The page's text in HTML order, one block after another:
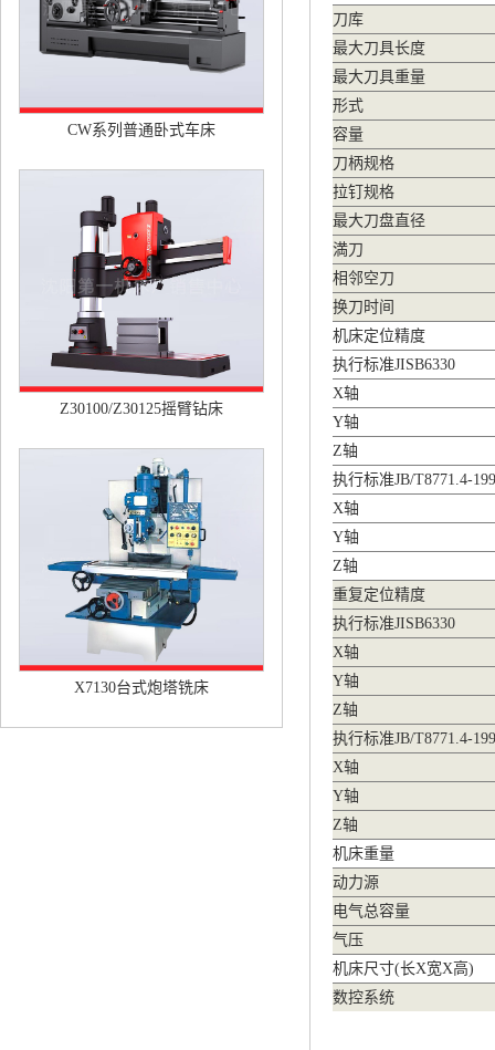
CW系列普通卧式车床
Z30100/Z30125摇臂钻床
X7130台式炮塔铣床
刀库
最大刀具长度
最大刀具重量
形式
容量
刀柄规格
拉钉规格
最大刀盘直径
満刀
相邻空刀
换刀时间
机床定位精度
执行标准JISB6330
X轴
Y轴
Z轴
执行标准JB/T8771.4-
X轴
Y轴
Z轴
重复定位精度
执行标准JISB6330
X轴
Y轴
Z轴
执行标准JB/T8771.4-
X轴
Y轴
Z轴
机床重量
动力源
电气总容量
气压
机床尺寸(长X宽X高)
数控系统